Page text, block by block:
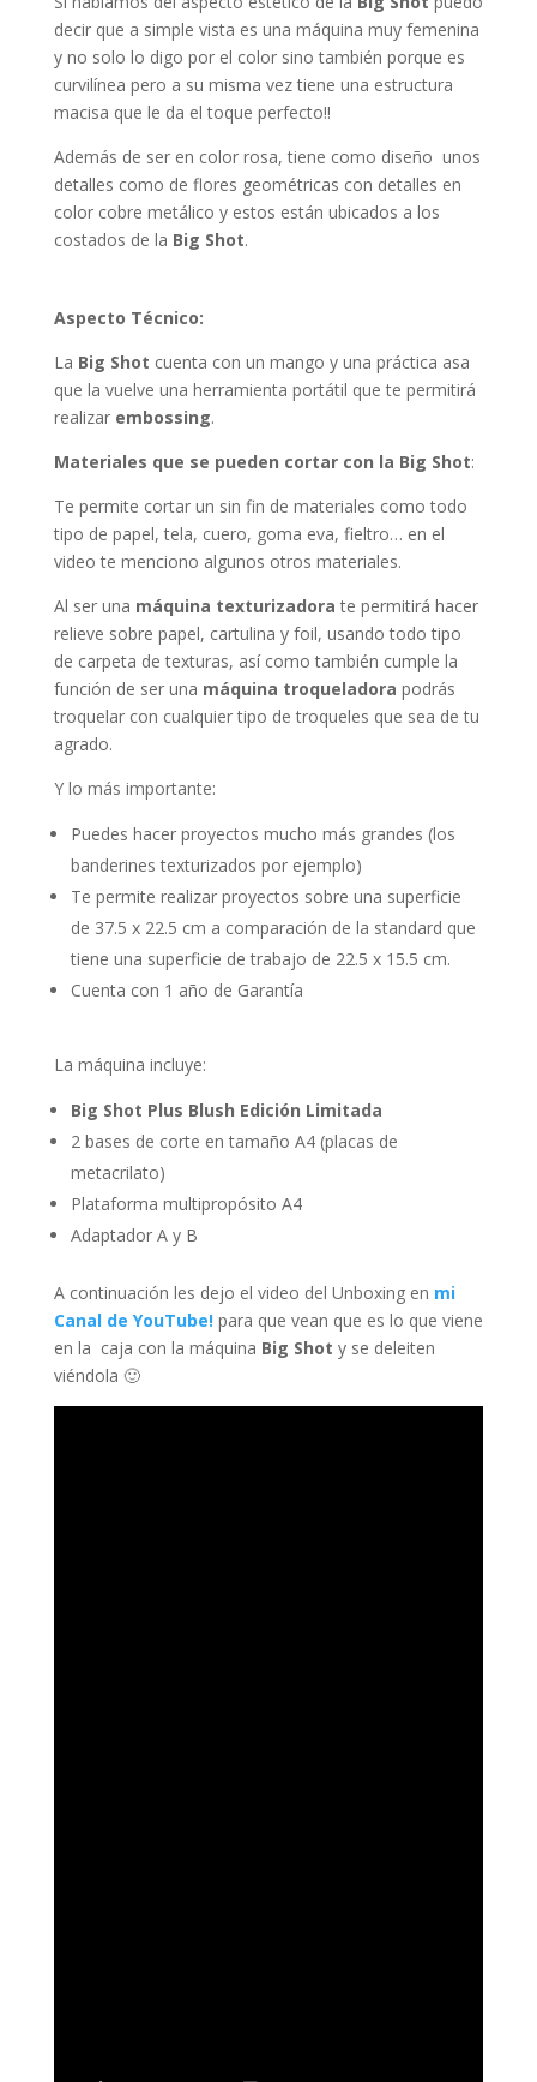
decir que a simple vista es una máquina muy femenina
y no solo lo digo por el color sino también porque es
curvilínea pero a su misma vez tiene una estructura
macisa que le da el toque perfecto!!
Además de ser en color rosa, tiene como diseño unos
detalles como de flores geométricas con detalles en
color cobre metálico y estos están ubicados a los
costados de la Big Shot.
Aspecto Técnico:
La Big Shot cuenta con un mango y una práctica asa
que la vuelve una herramienta portátil que te permitirá
realizar embossing.
Materiales que se pueden cortar con la Big Shot:
Te permite cortar un sin fin de materiales como todo
tipo de papel, tela, cuero, goma eva, fieltro… en el
video te menciono algunos otros materiales.
Al ser una máquina texturizadora te permitirá hacer
relieve sobre papel, cartulina y foil, usando todo tipo
de carpeta de texturas, así como también cumple la
función de ser una máquina troqueladora podrás
troquelar con cualquier tipo de troqueles que sea de tu
agrado.
Y lo más importante:
Puedes hacer proyectos mucho más grandes (los
banderines texturizados por ejemplo)
Te permite realizar proyectos sobre una superficie
de 37.5 x 22.5 cm a comparación de la standard que
tiene una superficie de trabajo de 22.5 x 15.5 cm.
Cuenta con 1 año de Garantía
La máquina incluye:
Big Shot Plus Blush Edición Limitada
2 bases de corte en tamaño A4 (placas de
metacrilato)
Plataforma multipropósito A4
Adaptador A y B
A continuación les dejo el video del Unboxing en mi
Canal de YouTube!para que vean que es lo que viene
en la caja con la máquina Big Shot y se deleiten
viéndola 🙂